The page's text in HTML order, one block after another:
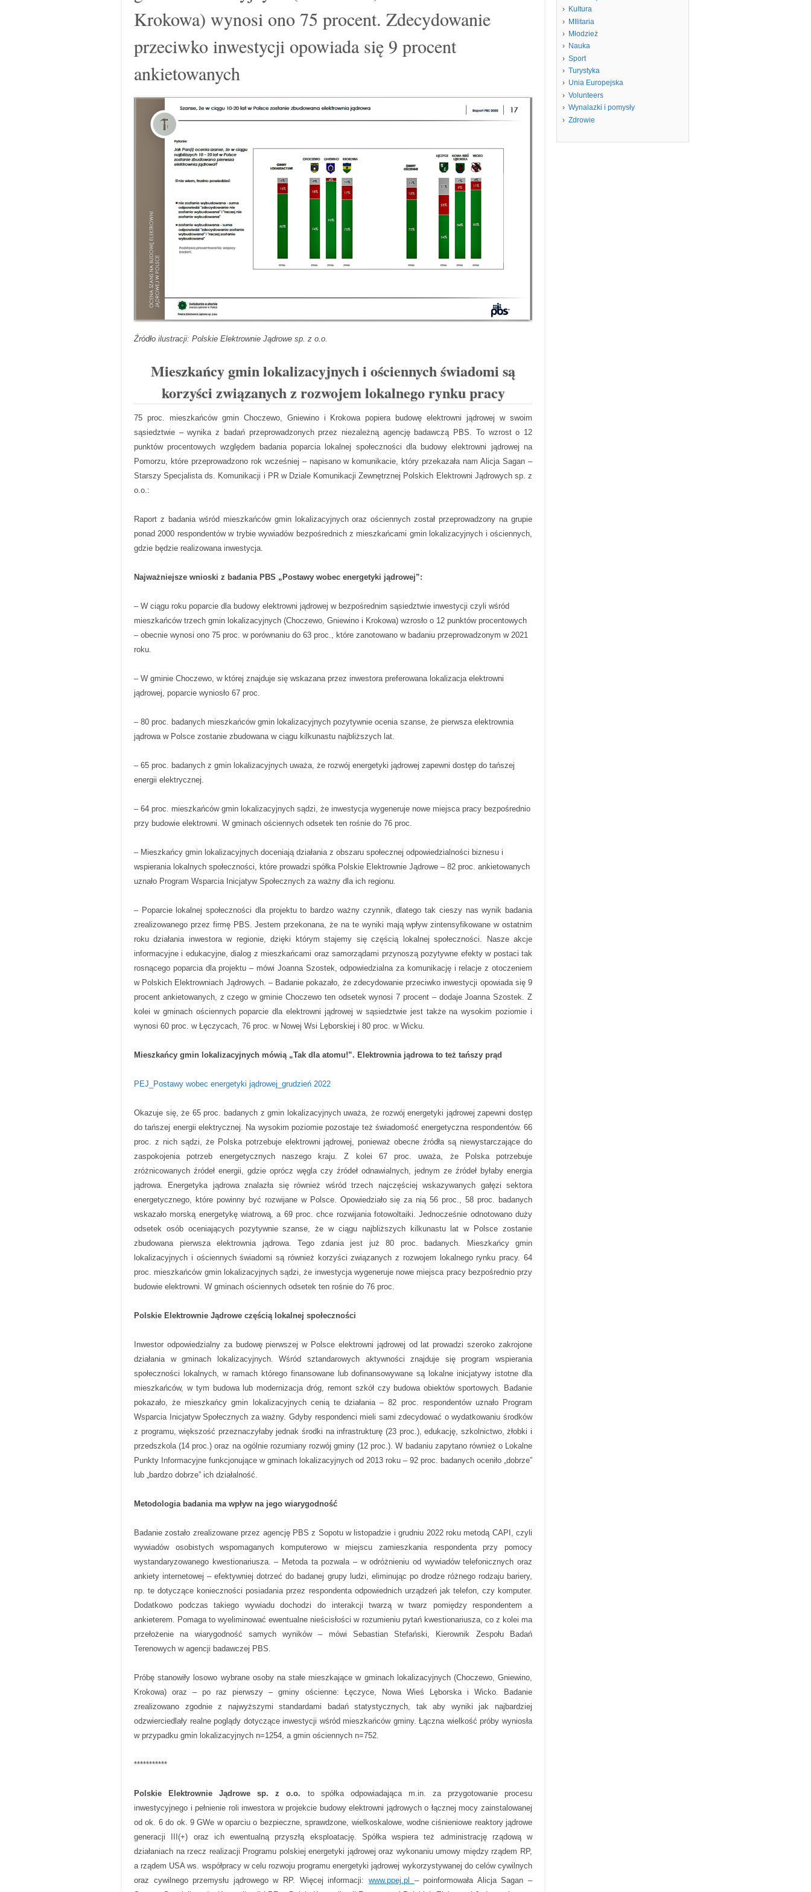
Krokowa) wynosi ono 75 procent. Zdecydowanie
przeciwko inwestycji opowiada się 9 procent
ankietowanych
Źródło ilustracji: Polskie Elektrownie Jądrowe sp. z o.o.
Mieszkańcy gmin lokalizacyjnych i ościennych świadomi są
korzyści związanych z rozwojem lokalnego rynku pracy
75 proc. mieszkańców gmin Choczewo, Gniewino i Krokowa popiera budowę elektrowni jądrowej w swoim
sąsiedztwie – wynika z badań przeprowadzonych przez niezależną agencję badawczą PBS. To wzrost o 12
punktów procentowych względem badania poparcia lokalnej społeczności dla budowy elektrowni jądrowej na
Pomorzu, które przeprowadzono rok wcześniej – napisano w komunikacie, który przekazała nam Alicja Sagan –
Starszy Specjalista ds. Komunikacji i PR w Dziale Komunikacji Zewnętrznej Polskich Elektrowni Jądrowych sp. z
o.o.:
Raport z badania wśród mieszkańców gmin lokalizacyjnych oraz ościennych został przeprowadzony na grupie
ponad 2000 respondentów w trybie wywiadów bezpośrednich z mieszkańcami gmin lokalizacyjnych i ościennych,
gdzie będzie realizowana inwestycja.
Najważniejsze wnioski z badania PBS „Postawy wobec energetyki jądrowej”:
– W ciągu roku poparcie dla budowy elektrowni jądrowej w bezpośrednim sąsiedztwie inwestycji czyli wśród
mieszkańców trzech gmin lokalizacyjnych (Choczewo, Gniewino i Krokowa) wzrosło o 12 punktów procentowych
– obecnie wynosi ono 75 proc. w porównaniu do 63 proc., które zanotowano w badaniu przeprowadzonym w 2021
roku.
– W gminie Choczewo, w której znajduje się wskazana przez inwestora preferowana lokalizacja elektrowni
jądrowej, poparcie wyniosło 67 proc.
– 80 proc. badanych mieszkańców gmin lokalizacyjnych pozytywnie ocenia szanse, że pierwsza elektrownia
jądrowa w Polsce zostanie zbudowana w ciągu kilkunastu najbliższych lat.
– 65 proc. badanych z gmin lokalizacyjnych uważa, że rozwój energetyki jądrowej zapewni dostęp do tańszej
energii elektrycznej.
– 64 proc. mieszkańców gmin lokalizacyjnych sądzi, że inwestycja wygeneruje nowe miejsca pracy bezpośrednio
przy budowie elektrowni. W gminach ościennych odsetek ten rośnie do 76 proc.
– Mieszkańcy gmin lokalizacyjnych doceniają działania z obszaru społecznej odpowiedzialności biznesu i
wspierania lokalnych społeczności, które prowadzi spółka Polskie Elektrownie Jądrowe – 82 proc. ankietowanych
uznało Program Wsparcia Inicjatyw Społecznych za ważny dla ich regionu.
– Poparcie lokalnej społeczności dla projektu to bardzo ważny czynnik, dlatego tak cieszy nas wynik badania
zrealizowanego przez firmę PBS. Jestem przekonana, że na te wyniki mają wpływ zintensyfikowane w ostatnim
roku działania inwestora w regionie, dzięki którym stajemy się częścią lokalnej społeczności. Nasze akcje
informacyjne i edukacyjne, dialog z mieszkańcami oraz samorządami przynoszą pozytywne efekty w postaci tak
rosnącego poparcia dla projektu – mówi Joanna Szostek, odpowiedzialna za komunikację i relacje z otoczeniem
w Polskich Elektrowniach Jądrowych. – Badanie pokazało, że zdecydowanie przeciwko inwestycji opowiada się 9
procent ankietowanych, z czego w gminie Choczewo ten odsetek wynosi 7 procent – dodaje Joanna Szostek. Z
kolei w gminach ościennych poparcie dla elektrowni jądrowej w sąsiedztwie jest także na wysokim poziomie i
wynosi 60 proc. w Łęczycach, 76 proc. w Nowej Wsi Lęborskiej i 80 proc. w Wicku.
Mieszkańcy gmin lokalizacyjnych mówią „Tak dla atomu!”. Elektrownia jądrowa to też tańszy prąd
PEJ_Postawy wobec energetyki jądrowej_grudzień 2022
Okazuje się, że 65 proc. badanych z gmin lokalizacyjnych uważa, że rozwój energetyki jądrowej zapewni dostęp
do tańszej energii elektrycznej. Na wysokim poziomie pozostaje też świadomość energetyczna respondentów. 66
proc. z nich sądzi, że Polska potrzebuje elektrowni jądrowej, ponieważ obecne źródła są niewystarczające do
zaspokojenia potrzeb energetycznych naszego kraju. Z kolei 67 proc. uważa, że Polska potrzebuje
zróżnicowanych źródeł energii, gdzie oprócz węgla czy źródeł odnawialnych, jednym ze źródeł byłaby energia
jądrowa. Energetyka jądrowa znalazła się również wśród trzech najczęściej wskazywanych gałęzi sektora
energetycznego, które powinny być rozwijane w Polsce. Opowiedziało się za nią 56 proc., 58 proc. badanych
wskazało morską energetykę wiatrową, a 69 proc. chce rozwijania fotowoltaiki. Jednocześnie odnotowano duży
odsetek osób oceniających pozytywnie szanse, że w ciągu najbliższych kilkunastu lat w Polsce zostanie
zbudowana pierwsza elektrownia jądrowa. Tego zdania jest już 80 proc. badanych. Mieszkańcy gmin
lokalizacyjnych i ościennych świadomi są również korzyści związanych z rozwojem lokalnego rynku pracy. 64
proc. mieszkańców gmin lokalizacyjnych sądzi, że inwestycja wygeneruje nowe miejsca pracy bezpośrednio przy
budowie elektrowni. W gminach ościennych odsetek ten rośnie do 76 proc.
Polskie Elektrownie Jądrowe częścią lokalnej społeczności
Inwestor odpowiedzialny za budowę pierwszej w Polsce elektrowni jądrowej od lat prowadzi szeroko zakrojone
działania w gminach lokalizacyjnych. Wśród sztandarowych aktywności znajduje się program wspierania
społeczności lokalnych, w ramach którego finansowane lub dofinansowywane są lokalne inicjatywy istotne dla
mieszkańców, w tym budowa lub modernizacja dróg, remont szkół czy budowa obiektów sportowych. Badanie
pokazało, że mieszkańcy gmin lokalizacyjnych cenią te działania – 82 proc. respondentów uznało Program
Wsparcia Inicjatyw Społecznych za ważny. Gdyby respondenci mieli sami zdecydować o wydatkowaniu środków
z programu, większość przeznaczyłaby jednak środki na infrastrukturę (23 proc.), edukację, szkolnictwo, żłobki i
przedszkola (14 proc.) oraz na ogólnie rozumiany rozwój gminy (12 proc.). W badaniu zapytano również o Lokalne
Punkty Informacyjne funkcjonujące w gminach lokalizacyjnych od 2013 roku – 92 proc. badanych oceniło „dobrze”
lub „bardzo dobrze” ich działalność.
Metodologia badania ma wpływ na jego wiarygodność
Badanie zostało zrealizowane przez agencję PBS z Sopotu w listopadzie i grudniu 2022 roku metodą CAPI, czyli
wywiadów osobistych wspomaganych komputerowo w miejscu zamieszkania respondenta przy pomocy
wystandaryzowanego kwestionariusza. – Metoda ta pozwala – w odróżnieniu od wywiadów telefonicznych oraz
ankiety internetowej – efektywniej dotrzeć do badanej grupy ludzi, eliminując po drodze różnego rodzaju bariery,
np. te dotyczące konieczności posiadania przez respondenta odpowiednich urządzeń jak telefon, czy komputer.
Dodatkowo podczas takiego wywiadu dochodzi do interakcji twarzą w twarz pomiędzy respondentem a
ankieterem. Pomaga to wyeliminować ewentualne nieścisłości w rozumieniu pytań kwestionariusza, co z kolei ma
przełożenie na wiarygodność samych wyników – mówi Sebastian Stefański, Kierownik Zespołu Badań
Terenowych w agencji badawczej PBS.
Próbę stanowiły losowo wybrane osoby na stałe mieszkające w gminach lokalizacyjnych (Choczewo, Gniewino,
Krokowa) oraz – po raz pierwszy – gminy ościenne: Łęczyce, Nowa Wieś Lęborska i Wicko. Badanie
zrealizowano zgodnie z najwyższymi standardami badań statystycznych, tak aby wyniki jak najbardziej
odzwierciedlały realne poglądy dotyczące inwestycji wśród mieszkańców gminy. Łączna wielkość próby wyniosła
w przypadku gmin lokalizacyjnych n=1254, a gmin ościennych n=752.
***********
Polskie Elektrownie Jądrowe sp. z o.o. to spółka odpowiadająca m.in. za przygotowanie procesu
inwestycyjnego i pełnienie roli inwestora w projekcie budowy elektrowni jądrowych o łącznej mocy zainstalowanej
od ok. 6 do ok. 9 GWe w oparciu o bezpieczne, sprawdzone, wielkoskalowe, wodne ciśnieniowe reaktory jądrowe
generacji III(+) oraz ich ewentualną przyszłą eksploatację. Spółka wspiera też administrację rządową w
działaniach na rzecz realizacji Programu polskiej energetyki jądrowej oraz wykonaniu umowy między rządem RP,
a rządem USA ws. współpracy w celu rozwoju programu energetyki jądrowej wykorzystywanej do celów cywilnych
oraz cywilnego przemysłu jądrowego w RP. Więcej informacji: www.ppej.pl
– poinformowała Alicja Sagan –
Kultura
MIlitaria
Młodzież
Nauka
Sport
Turystyka
Unia Europejska
Volunteers
Wynalazki i pomysły
Zdrowie